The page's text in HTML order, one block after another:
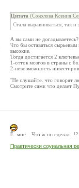
Цитата (Соколова Ксения
Стала выравниваться, так
А вы сами не догадываетесь?
Что бы оставаться
высокие.
Тогда достигается 2
1-отток мозгов в страны с
2-невозможность
"Не слушайте. что говорят
Смотрите сами что делает
Ë- моё... Что ж он сделал...!?
Практически соуиальная